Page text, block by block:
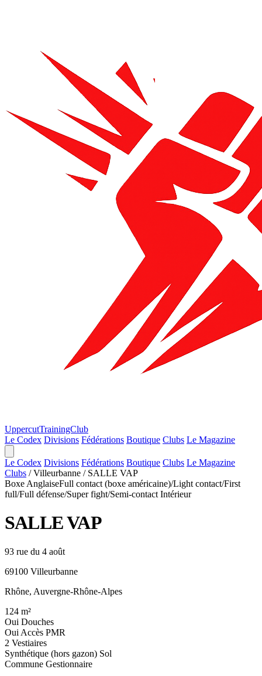
UppercutTrainingClub
Le Codex Divisions Fédérations Boutique Clubs Le Magazine
Le Codex Divisions Fédérations Boutique Clubs Le Magazine
Clubs / Villeurbanne / SALLE VAP
Boxe AnglaiseFull contact (boxe américaine)/Light contact/First
full/Full défense/Super fight/Semi-contact Intérieur
SALLE VAP
93 rue du 4 août
69100 Villeurbanne
Rhône, Auvergne-Rhône-Alpes
124 m²
Oui Douches
Oui Accès PMR
2 Vestiaires
Synthétique (hors gazon) Sol
Commune Gestionnaire